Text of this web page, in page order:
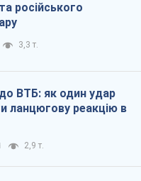
російського
3,3 т.
ВТБ: як один удар
ланцюгову реакцію в
2,9 т.